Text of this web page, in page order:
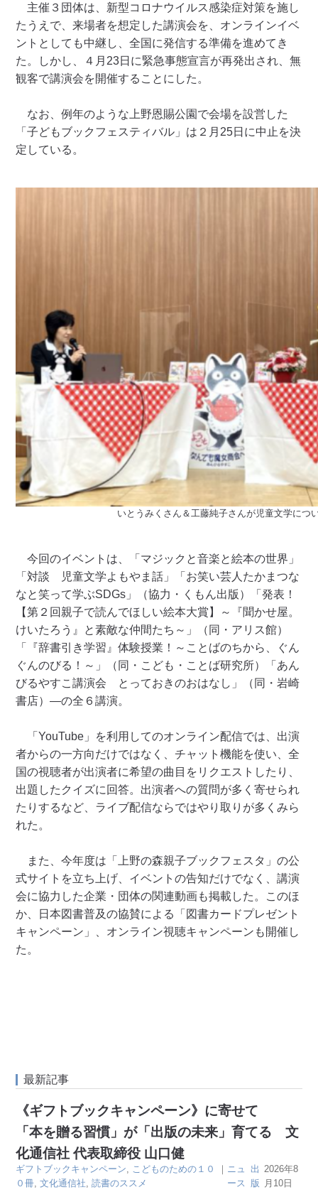
主催３団体は、新型コロナウイルス感染症対策を施し
たうえで、来場者を想定した講演会を、オンラインイベ
ントとしても中継し、全国に発信する準備を進めてき
た。しかし、４月23日に緊急事態宣言が再発出され、無
観客で講演会を開催することにした。
なお、例年のような上野恩賜公園で会場を設営した
「子どもブックフェスティバル」は２月25日に中止を決
定している。
いとうみくさん＆工藤純子さんが児童文学につ
今回のイベントは、「マジックと音楽と絵本の世界」
「対談 児童文学よもやま話」「お笑い芸人たかまつな
なと笑って学ぶSDGs」（協力・くもん出版）「発表！
【第２回親子で読んでほしい絵本大賞】～『聞かせ屋。
けいたろう』と素敵な仲間たち～」（同・アリス館）
「『辞書引き学習』体験授業！～ことばのちから、ぐん
ぐんのびる！～」（同・こども・ことば研究所）「あん
びるやすこ講演会 とっておきのおはなし」（同・岩崎
書店）―の全６講演。
「YouTube」を利用してのオンライン配信では、出演
者からの一方向だけではなく、チャット機能を使い、全
国の視聴者が出演者に希望の曲目をリクエストしたり、
出題したクイズに回答。出演者への質問が多く寄せられ
たりするなど、ライブ配信ならではやり取りが多くみら
れた。
また、今年度は「上野の森親子ブックフェスタ」の公
式サイトを立ち上げ、イベントの告知だけでなく、講演
会に協力した企業・団体の関連動画も掲載した。このほ
か、日本図書普及の協賛による「図書カードプレゼント
キャンペーン」、オンライン視聴キャンペーンも開催し
た。
最新記事
《ギフトブックキャンペーン》に寄せて
「本を贈る習慣」が「出版の未来」育てる 文
化通信社 代表取締役 山口健
ギフトブックキャンペーン
こどものための１０
０冊 ,文化通信社 ,読書のススメ
｜ ニュ
ース
出
版
2026年8
月10日